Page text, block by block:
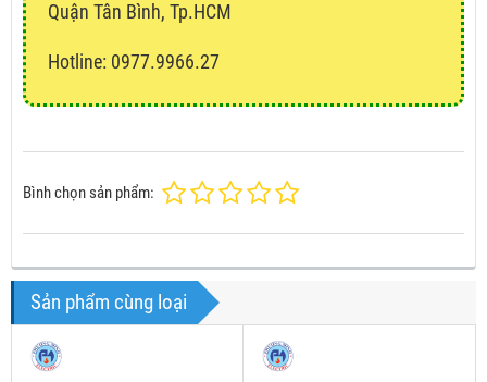
Quận Tân Bình, Tp.HCM
Hotline: 0977.9966.27
Bình chọn sản phẩm:
Sản phẩm cùng loại